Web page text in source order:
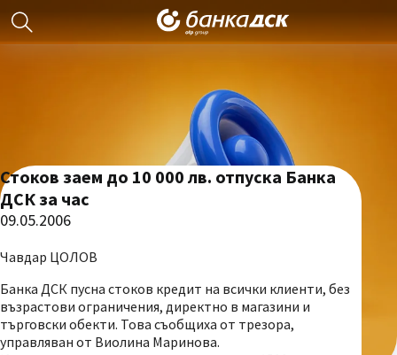
Стоков заем до 10 000 лв. отпуска Банка
ДСК за час
09.05.2006
Чавдар ЦОЛОВ
Банка ДСК пусна стоков кредит на всички клиенти, без
възрастови ограничения, директно в магазини и
търговски обекти. Това съобщиха от трезора,
управляван от Виолина Маринова.